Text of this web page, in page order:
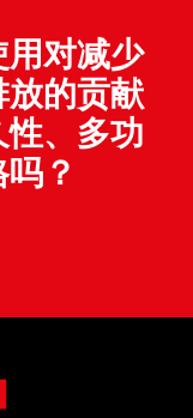
对减少
的贡献
、多功
？